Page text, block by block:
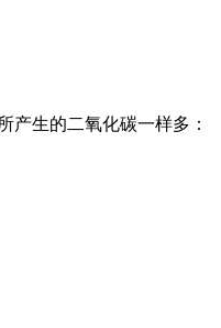
生的二氧化碳一样多：